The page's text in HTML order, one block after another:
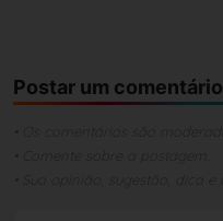
Postar um comentário